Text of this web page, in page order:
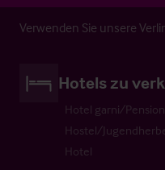
Verwenden Sie unsere
Hotels zu
Hotel garni/Pension
Hostel/
Hotel